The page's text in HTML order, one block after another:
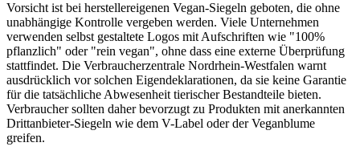
Vorsicht ist bei herstellereigenen Vegan-Siegeln geboten, die ohne
unabhängige Kontrolle vergeben werden. Viele Unternehmen
verwenden selbst gestaltete Logos mit Aufschriften wie "100%
pflanzlich" oder "rein vegan", ohne dass eine externe Überprüfung
stattfindet. Die Verbraucherzentrale Nordrhein-Westfalen warnt
ausdrücklich vor solchen Eigendeklarationen, da sie keine Garantie
für die tatsächliche Abwesenheit tierischer Bestandteile bieten.
Verbraucher sollten daher bevorzugt zu Produkten mit anerkannten
Drittanbieter-Siegeln wie dem V-Label oder der Veganblume
greifen.